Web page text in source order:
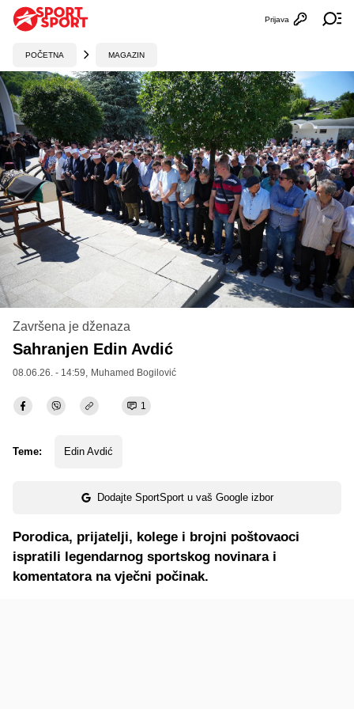
Otvori
Prijava
POČETNA MAGAZIN
Završena je dženaza
Sahranjen Edin Avdić
08.06.26. - 14:59, Muhamed Bogilović
1
Teme: Edin Avdić
Dodajte SportSport u vaš Google izbor
Porodica, prijatelji, kolege i brojni poštovaoci
ispratili legendarnog sportskog novinara i
komentatora na vječni počinak.